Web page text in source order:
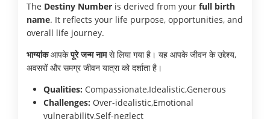
The Destiny Number is derived from your full birth
name. It reflects your life purpose, opportunities, and
overall life journey.
भाग्यांकआपकेपूरे जन्म नामसे लिया गया है। यह आपके जीवन के उद्देश्य,
अवसरों और समग्र जीवन यात्रा को दर्शाता है।
Qualities: Compassionate,Idealistic,Generous
Challenges: Over-idealistic,Emotional
vulnerability,Self-neglect